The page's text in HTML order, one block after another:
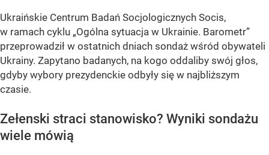
Ukraińskie Centrum Badań Socjologicznych Socis,
w ramach cyklu „Ogólna sytuacja w Ukrainie. Barometr”
przeprowadził w ostatnich dniach sondaż wśród obywateli
Ukrainy. Zapytano badanych, na kogo oddaliby swój głos,
gdyby wybory prezydenckie odbyły się w najbliższym
czasie.
Zełenski straci stanowisko? Wyniki sondażu
wiele mówią